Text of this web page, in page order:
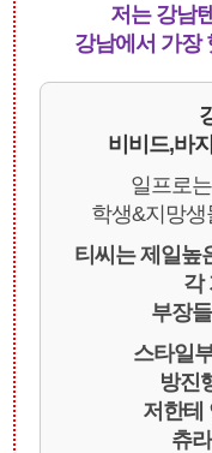
저는 강남
강남에서 가장
비비드,바
일프로
학생&지망
티씨는 제일높
각
부장
스타일
방진
저한테
츄